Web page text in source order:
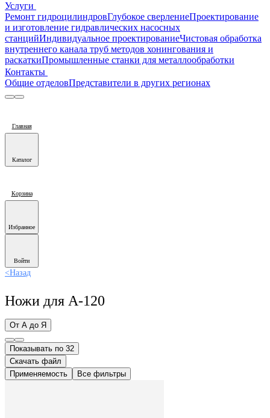
Услуги
Ремонт гидроцилиндровГлубокое сверлениеПроектирование
и изготовление гидравлических насосных
станцийИндивидуальное проектированиеЧистовая обработка
внутреннего канала труб методов хонингования и
раскаткиПромышленные станки для металлообработки
Контакты
Общие отделовПредставители в других регионах
Главная
Каталог
Корзина
Избранное
Войти
<Назад
Ножи для А-120
От А до Я
Показывать по 32
Скачать файл
Применяемость
Все фильтры